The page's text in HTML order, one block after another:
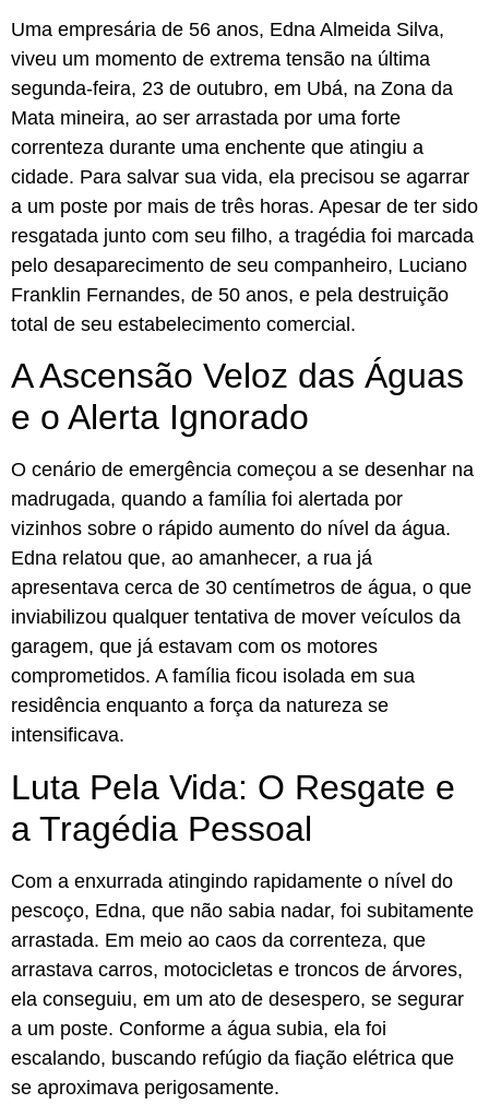
Uma empresária de 56 anos, Edna Almeida Silva,
viveu um momento de extrema tensão na última
segunda-feira, 23 de outubro, em Ubá, na Zona da
Mata mineira, ao ser arrastada por uma forte
correnteza durante uma enchente que atingiu a
cidade. Para salvar sua vida, ela precisou se agarrar
a um poste por mais de três horas. Apesar de ter sido
resgatada junto com seu filho, a tragédia foi marcada
pelo desaparecimento de seu companheiro, Luciano
Franklin Fernandes, de 50 anos, e pela destruição
total de seu estabelecimento comercial.
A Ascensão Veloz das Águas
e o Alerta Ignorado
O cenário de emergência começou a se desenhar na
madrugada, quando a família foi alertada por
vizinhos sobre o rápido aumento do nível da água.
Edna relatou que, ao amanhecer, a rua já
apresentava cerca de 30 centímetros de água, o que
inviabilizou qualquer tentativa de mover veículos da
garagem, que já estavam com os motores
comprometidos. A família ficou isolada em sua
residência enquanto a força da natureza se
intensificava.
Luta Pela Vida: O Resgate e
a Tragédia Pessoal
Com a enxurrada atingindo rapidamente o nível do
pescoço, Edna, que não sabia nadar, foi subitamente
arrastada. Em meio ao caos da correnteza, que
arrastava carros, motocicletas e troncos de árvores,
ela conseguiu, em um ato de desespero, se segurar
a um poste. Conforme a água subia, ela foi
escalando, buscando refúgio da fiação elétrica que
se aproximava perigosamente.